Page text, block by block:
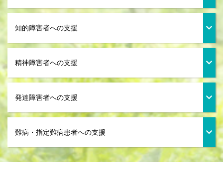
知的障害者への支援
精神障害者への支援
発達障害者への支援
難病・指定難病患者への支援